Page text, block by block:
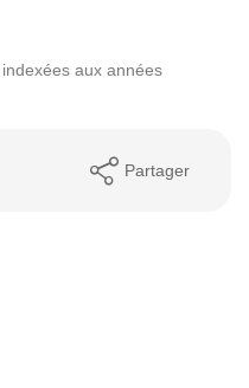
aux années
Partager